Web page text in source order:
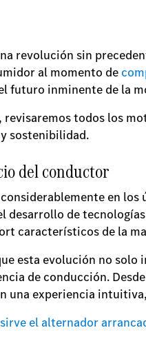
revolución sin
al momento de
futuro inminente de la
revisaremos todos los
sostenibilidad.
del conductor
en los
desarrollo de
característicos de la
esta evolución no
de conducción.
una experiencia
el alternador